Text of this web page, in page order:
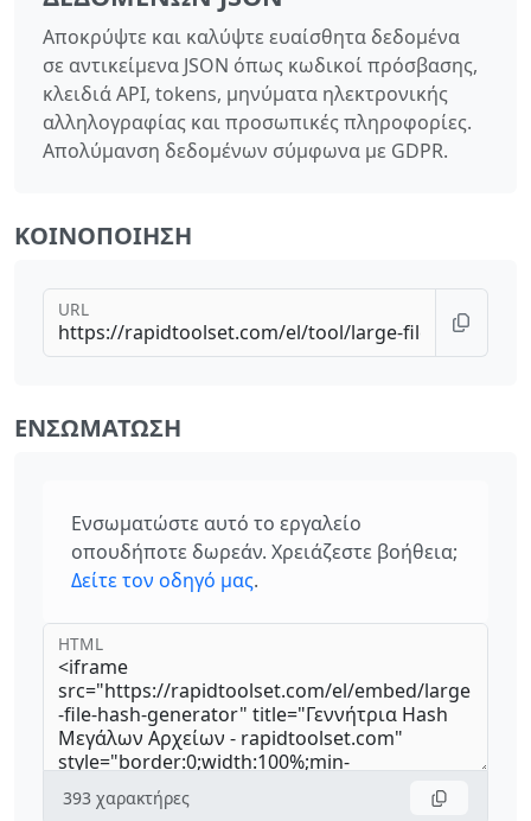
Αποκρύψτε και καλύψτε ευαίσθητα δεδομένα
σε αντικείμενα JSON όπως κωδικοί πρόσβασης,
κλειδιά API, tokens, μηνύματα ηλεκτρονικής
αλληλογραφίας και προσωπικές πληροφορίες.
Απολύμανση δεδομένων σύμφωνα με GDPR.
ΚΟΙΝΟΠΟΊΗΣΗ
URL
ΕΝΣΩΜΆΤΩΣΗ
Ενσωματώστε αυτό το εργαλείο
οπουδήποτε δωρεάν. Χρειάζεστε βοήθεια;
Δείτε τον οδηγό μας.
HTML
393 χαρακτήρες